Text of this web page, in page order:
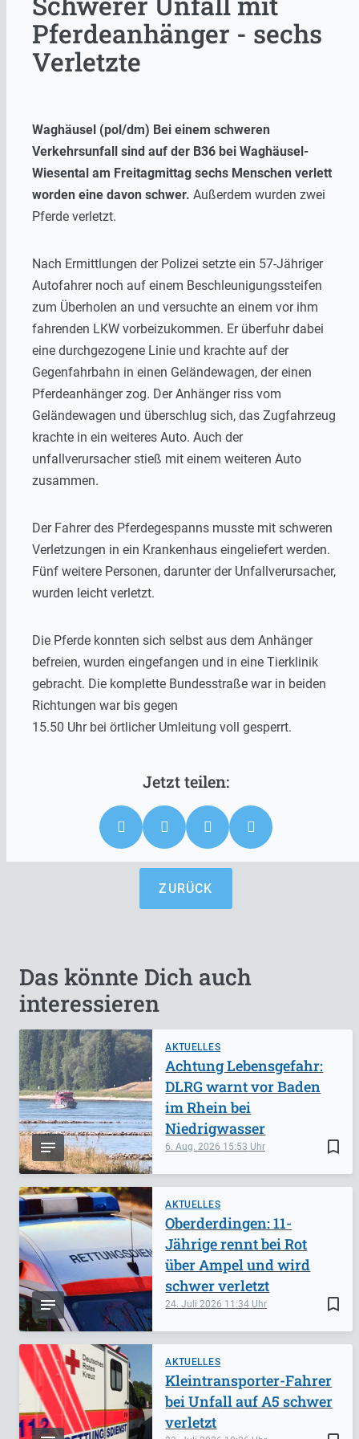
Pferdeanhänger - sechs
Verletzte
Waghäusel (pol/dm) Bei einem schweren
Verkehrsunfall sind auf der B36 bei Waghäusel-
Wiesental am Freitagmittag sechs Menschen verlett
worden eine davon schwer. Außerdem wurden zwei
Pferde verletzt.
Nach Ermittlungen der Polizei setzte ein 57-Jähriger
Autofahrer noch auf einem Beschleunigungssteifen
zum Überholen an und versuchte an einem vor ihm
fahrenden LKW vorbeizukommen. Er überfuhr dabei
eine durchgezogene Linie und krachte auf der
Gegenfahrbahn in einen Geländewagen, der einen
Pferdeanhänger zog. Der Anhänger riss vom
Geländewagen und überschlug sich, das Zugfahrzeug
krachte in ein weiteres Auto. Auch der
unfallverursacher stieß mit einem weiteren Auto
zusammen.
Der Fahrer des Pferdegespanns musste mit schweren
Verletzungen in ein Krankenhaus eingeliefert werden.
Fünf weitere Personen, darunter der Unfallverursacher,
wurden leicht verletzt.
Die Pferde konnten sich selbst aus dem Anhänger
befreien, wurden eingefangen und in eine Tierklinik
gebracht. Die komplette Bundesstraße war in beiden
Richtungen war bis gegen
15.50 Uhr bei örtlicher Umleitung voll gesperrt.
ZURÜCK
Das könnte Dich auch
interessieren
AKTUELLES
bookmark_border
6. Aug. 2026 15:53
Achtung Lebensgefahr:
DLRG warnt vor Baden
im Rhein bei
Niedrigwasser
AKTUELLES
bookmark_border
24. Juli 2026 11:34
Oberderdingen: 11-
Jährige rennt bei Rot
über Ampel und wird
schwer verletzt
AKTUELLES
Kleintransporter-Fahrer
bei Unfall auf A5 schwer
verletzt